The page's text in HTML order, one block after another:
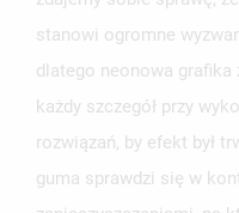
stanowi ogromne
dlatego neonowa grafika
każdy szczegół przy
rozwiązań, by efekt był
guma sprawdzi się w